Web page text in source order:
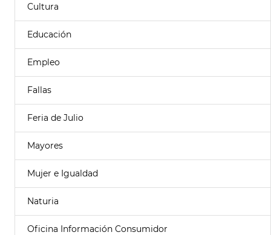
Cultura
Educación
Empleo
Fallas
Feria de Julio
Mayores
Mujer e Igualdad
Naturia
Oficina Información Consumidor